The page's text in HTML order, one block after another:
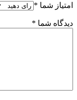
امتیاز شما *
دیدگاه شما *